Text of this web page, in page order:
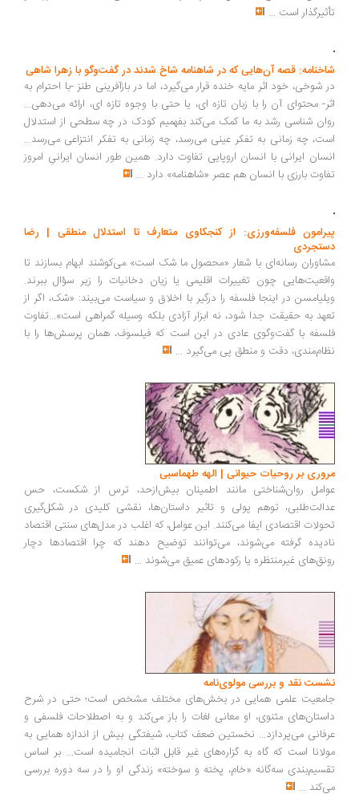
خواننده، ترس را در تمامی عمق واقعی‌اش تجربه کند... مفهوم «شرف»
تبعیض جنسیتی. به بیان دیگر، شرف، نقطه‌ تلاقی ده‌ها مسئله‌ ژرف و
تأثیرگذار است...
در شوخی، خود اثر مایه خنده قرار می‌گیرد، اما در بازآفرینی طنز -با احترام به
اثر- محتوای آن را با زبان تازه ای، یا حتی با وجوه تازه ای، ارائه می‌دهی...
روان شناسی رشد به ما کمک می‌کند بفهمیم کودک در چه سطحی از استدلال
است، چه زمانی به تفکر عینی می‌رسد، چه زمانی به تفکر انتزاعی می‌رسد...
انسان ایرانی با انسان اروپایی تفاوت دارد. همین طور انسان ایرانیِ امروز
تفاوت بارزی با انسان هم عصر «شاهنامه» دارد...
پیرامون فلسفه‌ورزی: از کنجکاوی متعارف تا استدلال منطقی | رضا
دستجردی
مشاوران رسانه‌ای با شعار «محصول ما شک است» می‌کوشند ابهام بسازند تا
واقعیت‌هایی چون تغییرات اقلیمی یا زیان دخانیات را زیر سؤال ببرند.
ویلیامسن در اینجا فلسفه را درگیر با اخلاق و سیاست می‌بیند: «شک، اگر از
تعهد به حقیقت جدا شود، نه ابزار آزادی بلکه وسیله گمراهی است»...تفاوت
فلسفه با گفت‌وگوی عادی در این است که فیلسوف، همان پرسش‌ها را با
نظام‌مندی، دقت و منطق پی می‌گیرد...
مروری بر روحیات حیوانی | الهه طهماسبی
عوامل روان‌شناختی مانند اطمینان بیش‌ازحد، ترس از شکست، حس
عدالت‌طلبی، توهم پولی و تاثیر داستان‌ها، نقشی کلیدی در شکل‌گیری
تحولات اقتصادی ایفا می‌کنند. این عوامل، که اغلب در مدل‌های سنتی اقتصاد
نادیده گرفته می‌شوند، می‌توانند توضیح دهند که چرا اقتصادها دچار
رونق‌های غیرمنتظره یا رکودهای عمیق می‌شوند...